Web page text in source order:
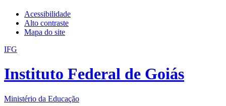
Acessibilidade
Alto contraste
Mapa do site
IFG
Instituto Federal de Goiás
Ministério da Educação